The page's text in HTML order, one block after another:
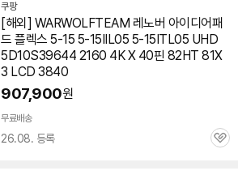
쿠팡
[해외] WARWOLFTEAM 레노버 아이디어패
드 플렉스 5-15 5-15IIL05 5-15ITL05 UHD
5D10S39644 2160 4K X 40핀 82HT 81X
3 LCD 3840
907,900원
무료배송
26.08. 등록
관